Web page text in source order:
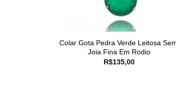
Colar Gota Pedra Verde Leitosa
Joia Fina Em Rodio
R$135,00